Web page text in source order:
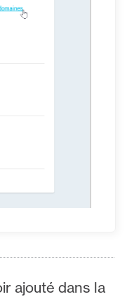
ajouté dans la